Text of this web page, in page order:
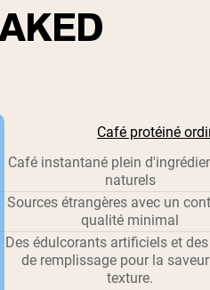
Café protéiné
Café instantané plein
naturels
Sources étrangères avec un
qualité minimal
Des édulcorants artificiels et
de remplissage pour la
texture.